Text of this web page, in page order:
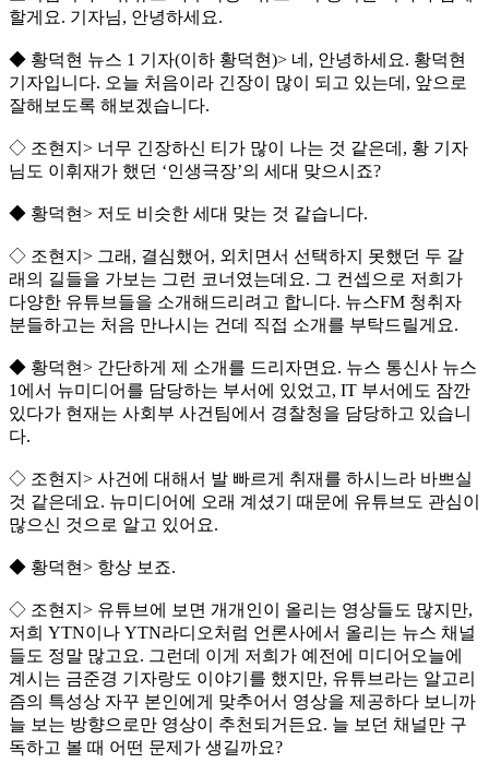
할게요. 기자님, 안녕하세요.
◆ 황덕현 뉴스 1 기자(이하 황덕현)> 네, 안녕하세요. 황덕현
기자입니다. 오늘 처음이라 긴장이 많이 되고 있는데, 앞으로
잘해보도록 해보겠습니다.
◇ 조현지> 너무 긴장하신 티가 많이 나는 것 같은데, 황 기자
님도 이휘재가 했던 ‘인생극장’의 세대 맞으시죠?
◆ 황덕현> 저도 비슷한 세대 맞는 것 같습니다.
◇ 조현지> 그래, 결심했어, 외치면서 선택하지 못했던 두 갈
래의 길들을 가보는 그런 코너였는데요. 그 컨셉으로 저희가
다양한 유튜브들을 소개해드리려고 합니다. 뉴스FM 청취자
분들하고는 처음 만나시는 건데 직접 소개를 부탁드릴게요.
◆ 황덕현> 간단하게 제 소개를 드리자면요. 뉴스 통신사 뉴스
1에서 뉴미디어를 담당하는 부서에 있었고, IT 부서에도 잠깐
있다가 현재는 사회부 사건팀에서 경찰청을 담당하고 있습니
다.
◇ 조현지> 사건에 대해서 발 빠르게 취재를 하시느라 바쁘실
것 같은데요. 뉴미디어에 오래 계셨기 때문에 유튜브도 관심이
많으신 것으로 알고 있어요.
◆ 황덕현> 항상 보죠.
◇ 조현지> 유튜브에 보면 개개인이 올리는 영상들도 많지만,
저희 YTN이나 YTN라디오처럼 언론사에서 올리는 뉴스 채널
들도 정말 많고요. 그런데 이게 저희가 예전에 미디어오늘에
계시는 금준경 기자랑도 이야기를 했지만, 유튜브라는 알고리
즘의 특성상 자꾸 본인에게 맞추어서 영상을 제공하다 보니까
늘 보는 방향으로만 영상이 추천되거든요. 늘 보던 채널만 구
독하고 볼 때 어떤 문제가 생길까요?